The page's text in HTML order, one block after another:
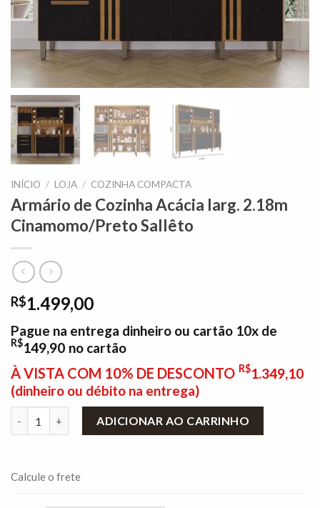
INÍCIO / LOJA / COZINHA COMPACTA
Armário de Cozinha Acácia larg. 2.18m
Cinamomo/Preto Sallêto
R$1.499,00
Pague na entrega dinheiro ou cartão 10x de
R$149,90 no cartão
À VISTA COM 10% DE DESCONTO R$1.349,10
(dinheiro ou débito na entrega)
ADICIONAR AO CARRINHO
Calcule o frete